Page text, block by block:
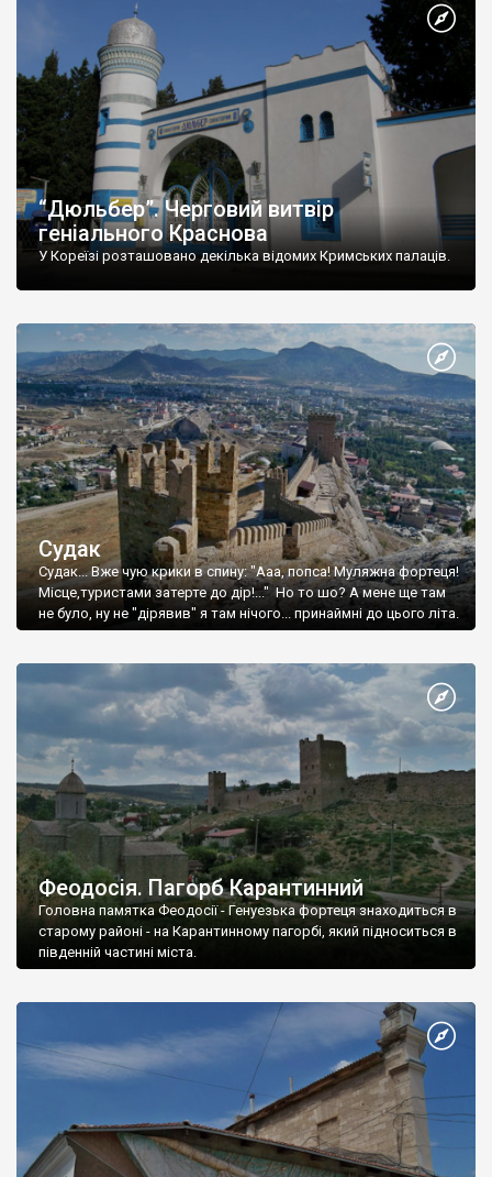
“Дюльбер”. Черговий витвір
геніального Краснова
У Кореїзі розташовано декілька відомих Кримських палаців.
Судак
Судак... Вже чую крики в спину: "Ааа, попса! Муляжна фортеця!
Місце,туристами затерте до дір!..." Но то шо? А мене ще там
не було, ну не "дірявив" я там нічого... принаймні до цього літа.
Феодосія. Пагорб Карантинний
Головна памятка Феодосії - Генуезька фортеця знаходиться в
старому районі - на Карантинному пагорбі, який підноситься в
південній частині міста.